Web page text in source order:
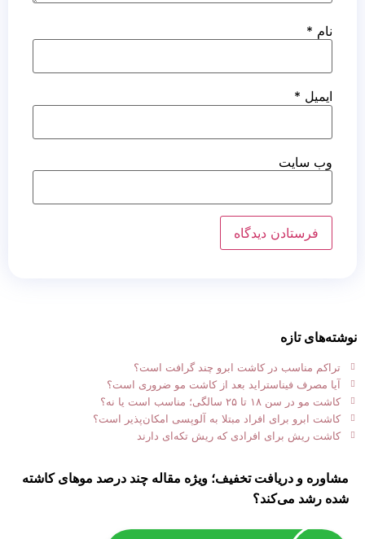
نام *
ایمیل *
وب‌ سایت
نوشته‌های تازه
تراکم مناسب در کاشت ابرو چند گرافت است؟
آیا مصرف فیناستراید بعد از کاشت مو ضروری است؟
کاشت مو در سن ۱۸ تا ۲۵ سالگی؛ مناسب است یا نه؟
کاشت ابرو برای افراد مبتلا به آلوپسی امکان‌پذیر است؟
کاشت ریش برای افرادی که ریش تکه‌ای دارند
مشاوره و دریافت تخفیف؛ ویژه مقاله چند درصد موهای کاشته
شده رشد می‌کند؟